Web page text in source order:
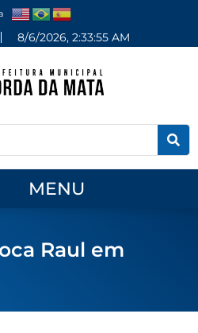
8/6/2026, 2:33:55 AM
MENU
Raul em